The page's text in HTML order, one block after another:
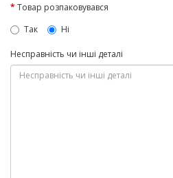
Товар розпаковувався
Так
Ні
Несправність чи інші деталі